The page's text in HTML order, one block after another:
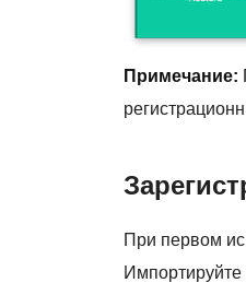
Примечание:
При первом